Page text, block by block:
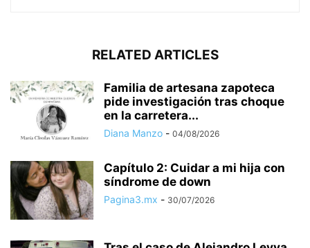
RELATED ARTICLES
Familia de artesana zapoteca
pide investigación tras choque
en la carretera...
Diana Manzo - 04/08/2026
Capítulo 2: Cuidar a mi hija con
síndrome de down
Pagina3.mx - 30/07/2026